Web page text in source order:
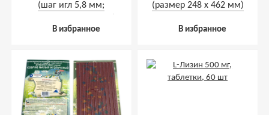
(шаг игл 5,8 мм;
В избранное
(размер 248 х 462 мм)
В избранное